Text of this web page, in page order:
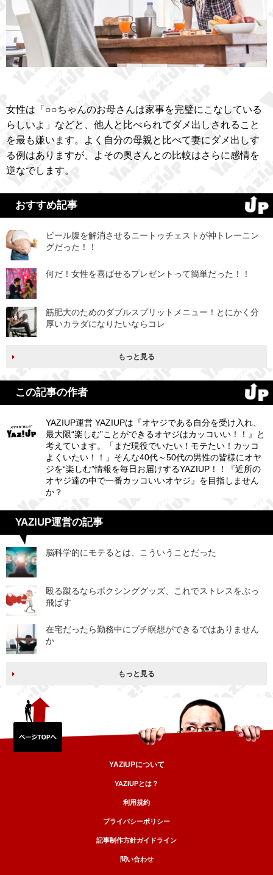
女性は「○○ちゃんのお母さんは家事を完璧にこなしている
らしいよ」などと、他人と比べられてダメ出しされること
を最も嫌います。よく自分の母親と比べて妻にダメ出しす
る例はありますが、よその奥さんとの比較はさらに感情を
逆なでします。
おすすめ記事
ビール腹を解消させるニートゥチェストが神トレーニン
グだった！！
何だ！女性を喜ばせるプレゼントって簡単だった！！
筋肥大のためのダブルスプリットメニュー！とにかく分
厚いカラダになりたいならコレ
もっと見る
この記事の作者
YAZIUP運営 YAZIUPは『オヤジである自分を受け入れ、
最大限“楽しむ”ことができるオヤジはカッコいい！！』と
考えています。「まだ現役でいたい！モテたい！カッコ
よくいたい！！」そんな40代～50代の男性の皆様にオヤ
ジを“楽しむ”情報を毎日お届けするYAZIUP！！『近所の
オヤジ達の中で一番カッコいいオヤジ』を目指しません
か？
YAZIUP運営の記事
脳科学的にモテるとは、こういうことだった
殴る蹴るならボクシンググッズ、これでストレスをぶっ
飛ばす
在宅だったら勤務中にプチ瞑想ができるではありません
か
もっと見る
YAZIUPについて
YAZIUPとは？
利用規約
プライバシーポリシー
記事制作方針ガイドライン
問い合わせ